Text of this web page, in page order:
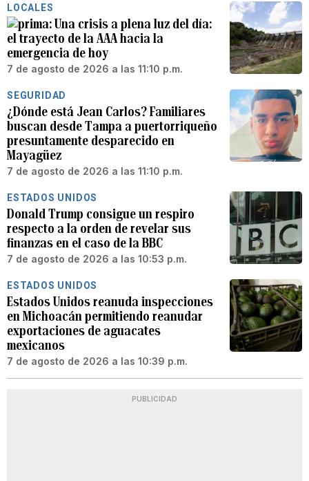
LOCALES
Una crisis a plena luz del día:
el trayecto de la AAA hacia la
emergencia de hoy
7 de agosto de 2026 a las 11:10 p.m.
SEGURIDAD
¿Dónde está Jean Carlos? Familiares
buscan desde Tampa a puertorriqueño
presuntamente desparecido en
Mayagüez
7 de agosto de 2026 a las 11:10 p.m.
ESTADOS UNIDOS
Donald Trump consigue un respiro
respecto a la orden de revelar sus
finanzas en el caso de la BBC
7 de agosto de 2026 a las 10:53 p.m.
ESTADOS UNIDOS
Estados Unidos reanuda inspecciones
en Michoacán permitiendo reanudar
exportaciones de aguacates
mexicanos
7 de agosto de 2026 a las 10:39 p.m.
PUBLICIDAD